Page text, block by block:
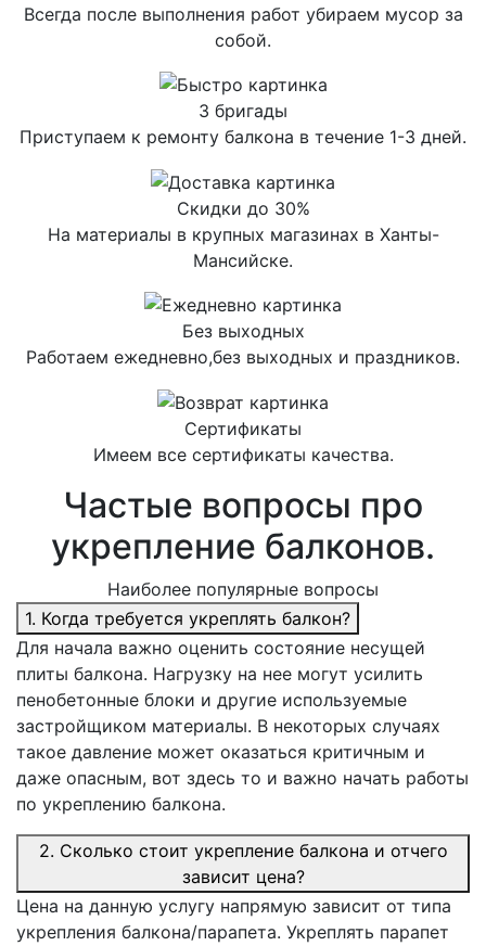
Всегда после выполнения работ убираем мусор за
собой.
3 бригады
Приступаем к ремонту балкона в течение 1-3 дней.
Скидки до 30%
На материалы в крупных магазинах в Ханты-
Мансийске.
Без выходных
Работаем ежедневно,без выходных и праздников.
Сертификаты
Имеем все сертификаты качества.
Частые вопросы про
укрепление балконов.
Наиболее популярные вопросы
1. Когда требуется укреплять балкон?
Для начала важно оценить состояние несущей
плиты балкона. Нагрузку на нее могут усилить
пенобетонные блоки и другие используемые
застройщиком материалы. В некоторых случаях
такое давление может оказаться критичным и
даже опасным, вот здесь то и важно начать работы
по укреплению балкона.
2. Сколько стоит укрепление балкона и отчего
зависит цена?
Цена на данную услугу напрямую зависит от типа
укрепления балкона/парапета. Укреплять парапет